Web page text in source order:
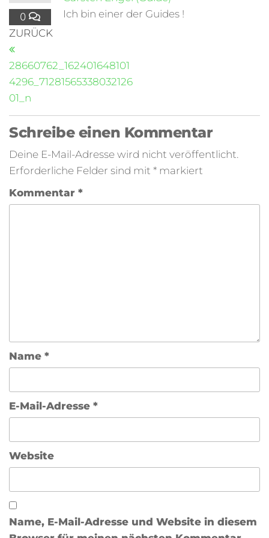
0
ZURÜCK
28660762_162401648101
4296_71281565338032126
01_n
Ich bin einer der Guides !
Schreibe einen Kommentar
Deine E-Mail-Adresse wird nicht veröffentlicht.
Erforderliche Felder sind mit * markiert
Kommentar *
Name *
E-Mail-Adresse *
Website
Name, E-Mail-Adresse und Website in diesem